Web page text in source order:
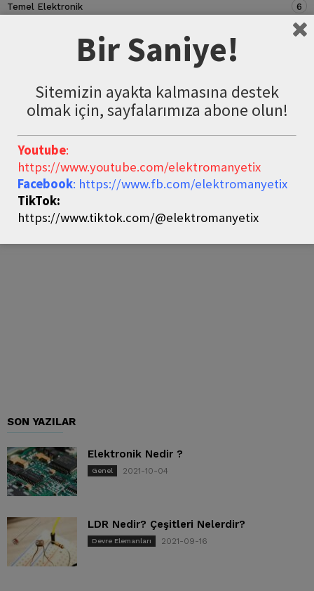
Temel Elektronik 6
5
SON YAZILAR
Elektronik Nedir ?
Genel 2021-10-04
LDR Nedir? Çeşitleri Nelerdir?
Devre Elemanları 2021-09-16
Bir Saniye!
Sitemizin ayakta kalmasına destek
olmak için, sayfalarımıza abone olun!
Youtube:
https://www.youtube.com/elektromanyetix
Facebook: https://www.fb.com/elektromanyetix
TikTok:
https://www.tiktok.com/@elektromanyetix